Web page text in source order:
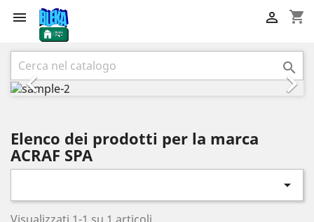
 shopping_cart



Precedente

Elenco dei prodotti per la marca
ACRAF SPA
